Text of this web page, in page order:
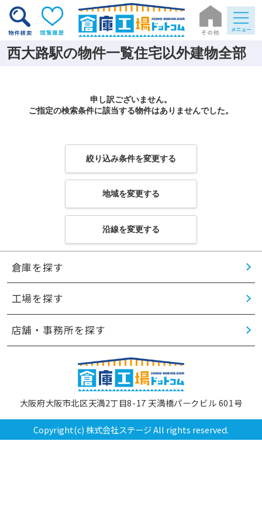
西大路駅の物件一覧住宅以外建物全部
申し訳ございません。
ご指定の検索条件に該当する物件はありませんでした。
絞り込み条件を変更する
地域を変更する
沿線を変更する
倉庫を探す
工場を探す
店舗・事務所を探す
大阪府大阪市北区天満2丁目8-17 天満橋パークビル 601号
Copyright(c) 株式会社ステージ All rights reserved.